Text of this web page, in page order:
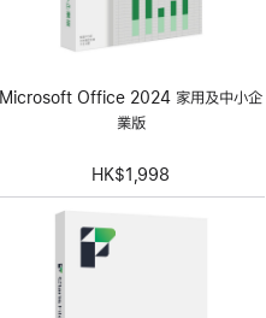
Microsoft Office 2024 家用及中小企
業版
HK$1,998